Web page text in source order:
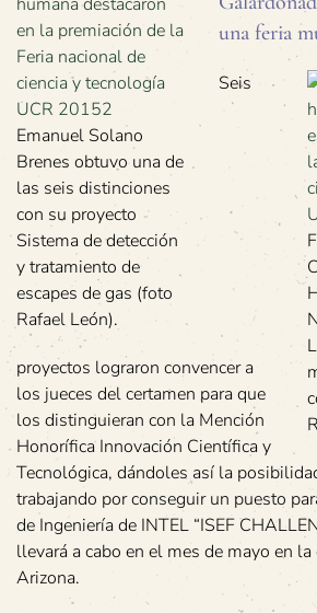
Emanuel Solano
Brenes obtuvo una de
las seis distinciones
con su proyecto
Sistema de detección
y tratamiento de
escapes de gas (foto
Rafael León).
una feria
Seis
proyectos lograron convencer a
los jueces del certamen para que
los distinguieran con la Mención
Honorífica Innovación Científica y
Tecnológica, dándoles así la
trabajando por conseguir un puesto
de Ingeniería de INTEL “ISEF
llevará a cabo en el mes de mayo en
Arizona.